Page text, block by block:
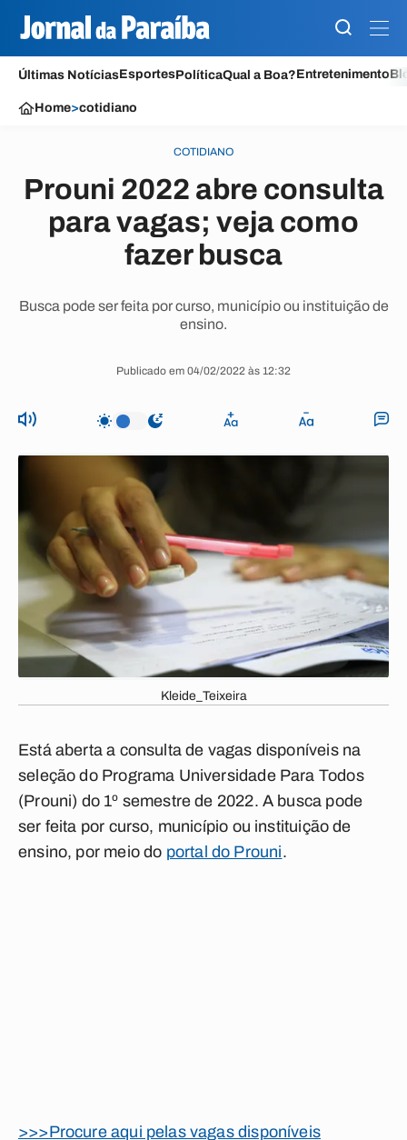
Últimas NotíciasEsportesPolíticaQual a Boa?Entretenimento
Home>cotidiano
COTIDIANO
Prouni 2022 abre consulta
para vagas; veja como
fazer busca
Busca pode ser feita por curso, município ou instituição de
ensino.
Publicado em 04/02/2022 às 12:32
Kleide_Teixeira
Está aberta a consulta de vagas disponíveis na
seleção do Programa Universidade Para Todos
(Prouni) do 1º semestre de 2022. A busca pode
ser feita por curso, município ou instituição de
ensino, por meio do portal do Prouni.
>>>Procure aqui pelas vagas disponíveis